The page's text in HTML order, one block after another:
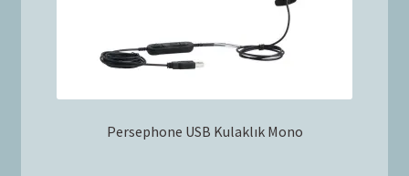
Persephone USB Kulaklık Mono